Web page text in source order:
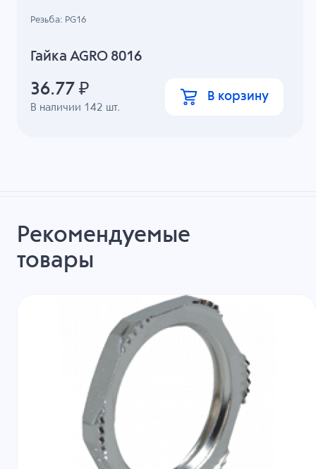
Гайка AGRO 8016
В наличии 142 шт.
Резьба: PG16
36.77 ₽ В корзину
Рекомендуемые
товары